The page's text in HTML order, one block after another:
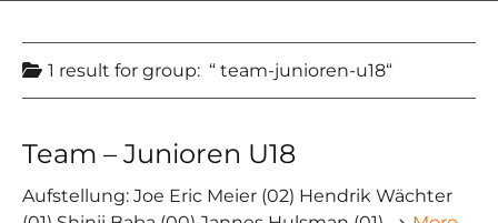
1 result for group: team-junioren-u18
Team – Junioren U18
Aufstellung: Joe Eric Meier (02) Hendrik Wächter